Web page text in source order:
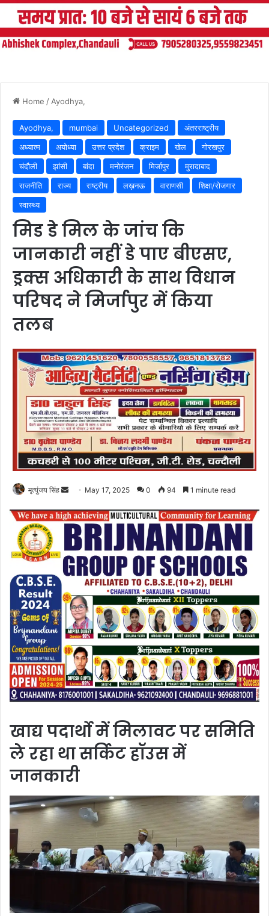
Home / Ayodhya,
Ayodhya, mumbai Uncategorized
अंतरराष्ट्रीय
अध्यात्म
अयोध्या उत्तर प्रदेश क्राइम खेल
गोरखपुर
चंदौली
झांसी बांदा मनोरंजन मिर्जापुर
मुरादाबाद
राजनीति
राज्य राष्ट्रीय लख़नऊ वाराणसी
शिक्षा/रोजगार
स्वास्थ्य
मिड डे मिल के जांच कि
जानकारी नहीं डे पाए बीएसए,
ड्रक्स अधिकारी के साथ विधान
परिषद ने मिर्जापुर में किया
तलब
मृत्युंजय सिंह
Send
email
May 17, 2025 0 94 1 minute read
खाद्य पदार्थो में मिलावट पर समिति
ले रहा था सर्किट हॉउस में
जानकारी